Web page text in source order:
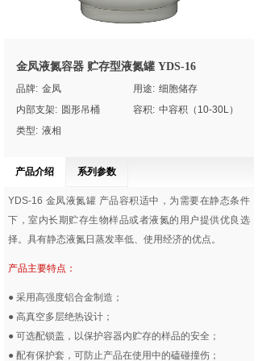
金凤液氮容器 贮存型液氮罐 YDS-16
品牌: 金凤 用途: 细胞储存
内部支架: 圆形吊桶 容积: 中容积（10-30L）
类型: 液相
产品介绍 系列参数
YDS-16 金凤液氮罐 产品容积适中，为需要在静态条件
下，室内长期贮存生物样品或者液氮的用户提供优良选
择。具有静态液氮日蒸发率低、使用经济的优点。
产品主要特点：
● 采用高强度铝合金制造；
● 高真空多层绝热设计；
● 可选配锁盖，以保护容器内贮存的样品的安全；
● 配有保护套，可防止产品在使用中的磕碰撞伤；